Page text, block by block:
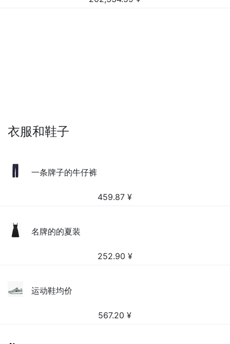
衣服和鞋子
一条牌子的牛仔裤
459.87 ¥
名牌的的夏装
252.90 ¥
运动鞋均价
567.20 ¥